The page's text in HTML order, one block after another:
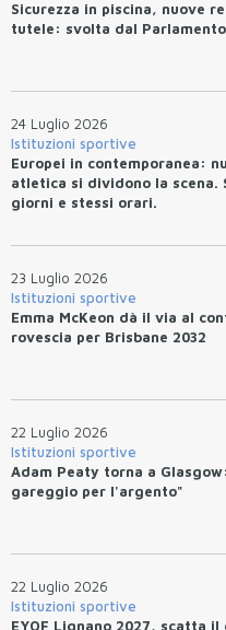
Sicurezza in piscina, nuove
tutele: svolta dal Parlamento
24 Luglio 2026
Istituzioni sportive
Europei in contemporanea:
atletica si dividono la scena.
giorni e stessi orari.
23 Luglio 2026
Istituzioni sportive
Emma McKeon dà il via al
rovescia per Brisbane 2032
22 Luglio 2026
Istituzioni sportive
Adam Peaty torna a
gareggio per l'argento"
22 Luglio 2026
Istituzioni sportive
EYOF Lignano 2027, scatta il